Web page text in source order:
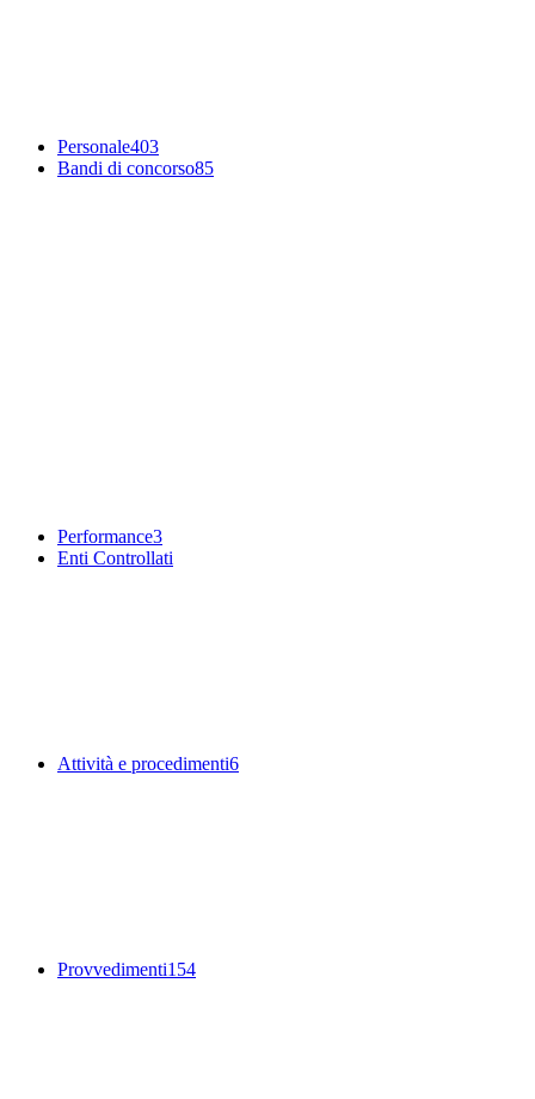
Personale403
Bandi di concorso85
Performance3
Enti Controllati
Attività e procedimenti6
Provvedimenti154